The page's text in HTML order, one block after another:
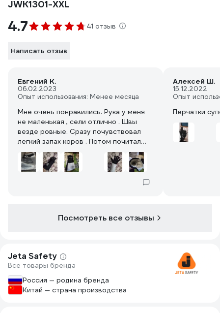
JWK1301-XXL
4.7 41 отзыв
Написать отзыв
Евгений К.
06.02.2023
Опыт использования: Менее месяца
Мне очень понравились. Рука у меня
не маленькая , сели отлично . Швы
везде ровные. Сразу почувствовал
легкий запах коров . Потом почитал
состав , оказалось они из коровьей
кожи. Жизнь в деревне не прошла
даром , нюх меня не подвёл ))
Алексей Ш.
15.12.2022
Опыт
Перчатки
Посмотреть все отзывы
Jeta Safety
Все товары бренда
Россия — родина бренда
Китай — страна производства